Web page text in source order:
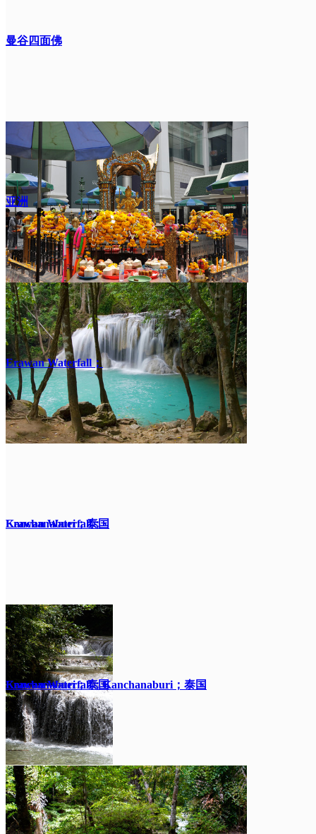
曼谷四面佛
亚洲
Erawan Waterfall；
Kanchanaburi；泰国
Erawan Waterfall；
Kanchanaburi；泰国
Erawan Waterfall；Kanchanaburi；泰国